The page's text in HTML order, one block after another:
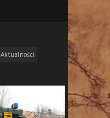
Aktualności